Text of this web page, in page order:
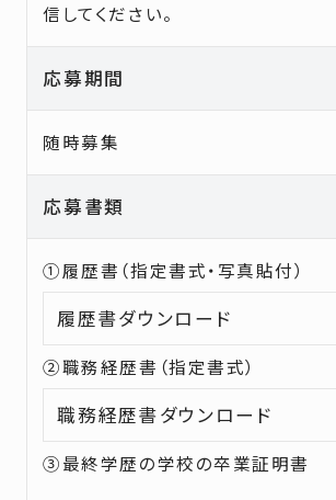
信してください。
応募期間
随時募集
応募書類
①履歴書（指定書式・写真貼付）
履歴書ダウンロード
②職務経歴書（指定書式）
職務経歴書ダウンロード
③最終学歴の学校の卒業証明書